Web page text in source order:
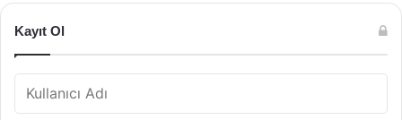
Kayıt Ol